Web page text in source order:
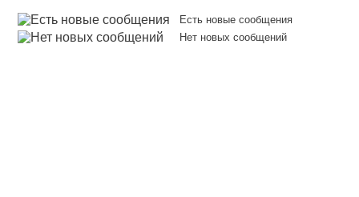
Есть новые сообщения
Нет новых сообщений